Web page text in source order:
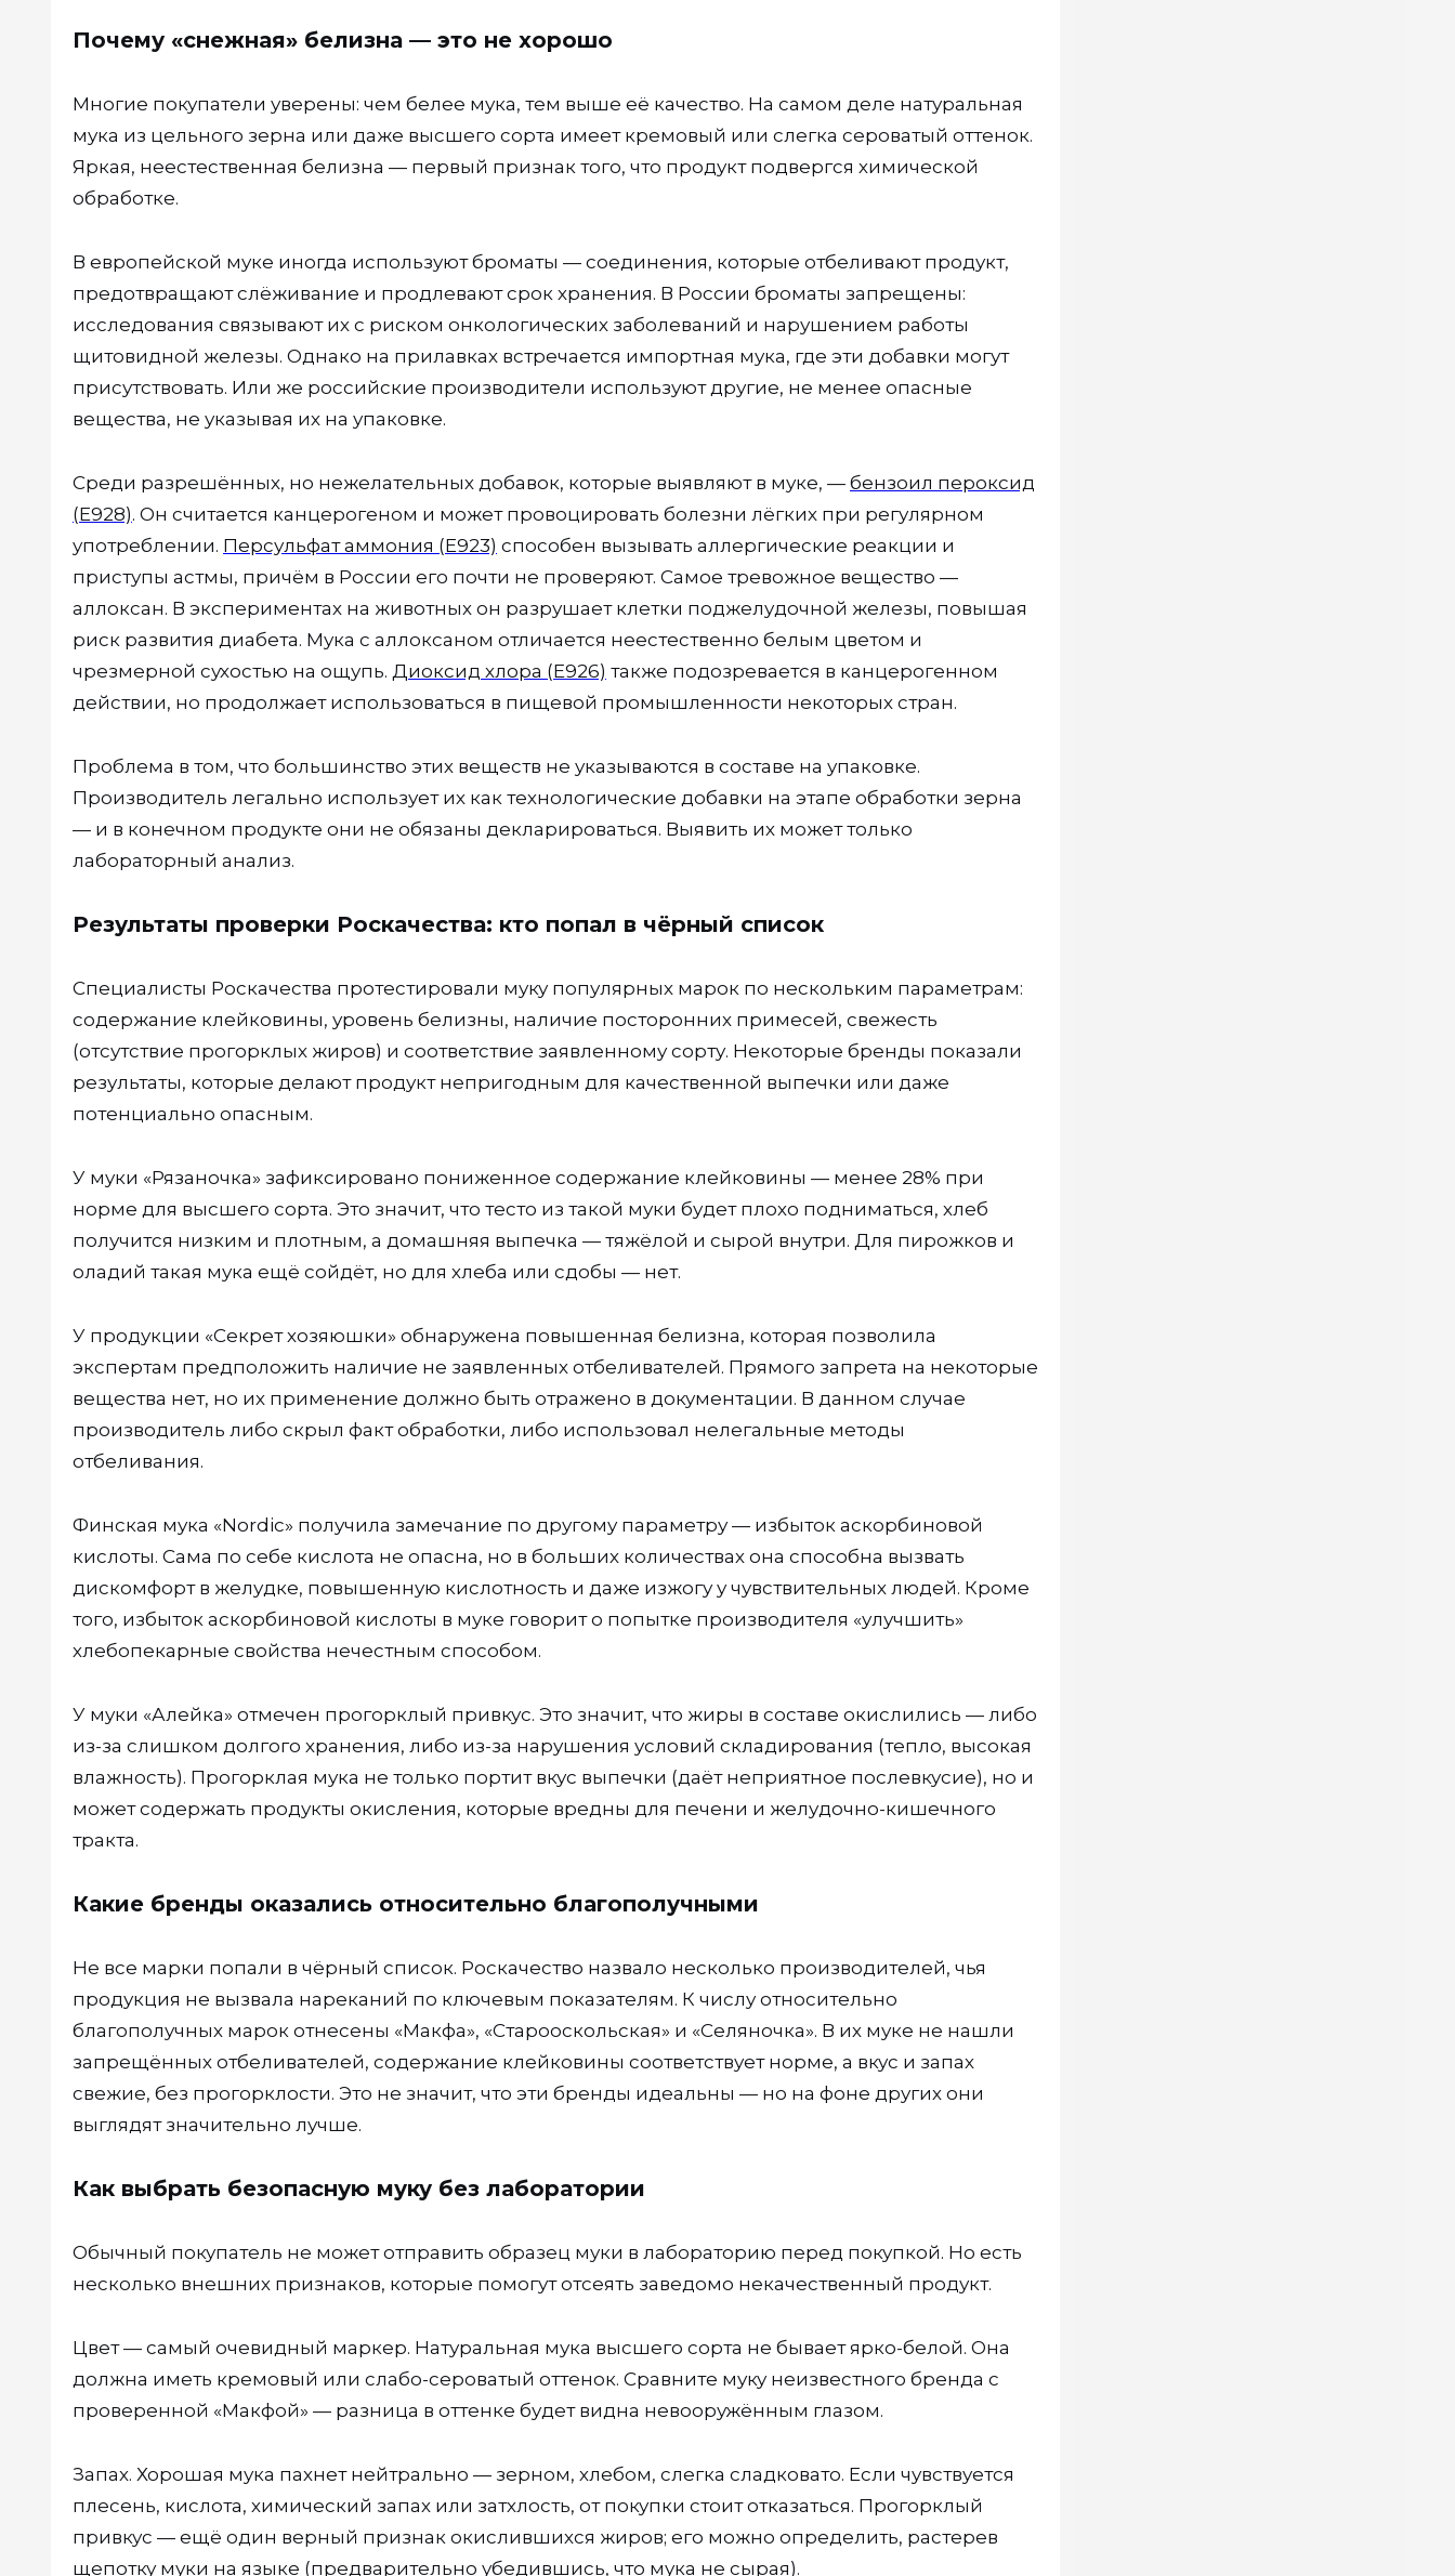
Почему «снежная» белизна — это не хорошо
Многие покупатели уверены: чем белее мука, тем выше её качество. На самом деле натуральная
мука из цельного зерна или даже высшего сорта имеет кремовый или слегка сероватый оттенок.
Яркая, неестественная белизна — первый признак того, что продукт подвергся химической
обработке.
В европейской муке иногда используют броматы — соединения, которые отбеливают продукт,
предотвращают слёживание и продлевают срок хранения. В России броматы запрещены:
исследования связывают их с риском онкологических заболеваний и нарушением работы
щитовидной железы. Однако на прилавках встречается импортная мука, где эти добавки могут
присутствовать. Или же российские производители используют другие, не менее опасные
вещества, не указывая их на упаковке.
Среди разрешённых, но нежелательных добавок, которые выявляют в муке, — бензоил пероксид
(Е928). Он считается канцерогеном и может провоцировать болезни лёгких при регулярном
употреблении. Персульфат аммония (Е923) способен вызывать аллергические реакции и
приступы астмы, причём в России его почти не проверяют. Самое тревожное вещество —
аллоксан. В экспериментах на животных он разрушает клетки поджелудочной железы, повышая
риск развития диабета. Мука с аллоксаном отличается неестественно белым цветом и
чрезмерной сухостью на ощупь. Диоксид хлора (Е926) также подозревается в канцерогенном
действии, но продолжает использоваться в пищевой промышленности некоторых стран.
Проблема в том, что большинство этих веществ не указываются в составе на упаковке.
Производитель легально использует их как технологические добавки на этапе обработки зерна
— и в конечном продукте они не обязаны декларироваться. Выявить их может только
лабораторный анализ.
Результаты проверки Роскачества: кто попал в чёрный список
Специалисты Роскачества протестировали муку популярных марок по нескольким параметрам:
содержание клейковины, уровень белизны, наличие посторонних примесей, свежесть
(отсутствие прогорклых жиров) и соответствие заявленному сорту. Некоторые бренды показали
результаты, которые делают продукт непригодным для качественной выпечки или даже
потенциально опасным.
У муки «Рязаночка» зафиксировано пониженное содержание клейковины — менее 28% при
норме для высшего сорта. Это значит, что тесто из такой муки будет плохо подниматься, хлеб
получится низким и плотным, а домашняя выпечка — тяжёлой и сырой внутри. Для пирожков и
оладий такая мука ещё сойдёт, но для хлеба или сдобы — нет.
У продукции «Секрет хозяюшки» обнаружена повышенная белизна, которая позволила
экспертам предположить наличие не заявленных отбеливателей. Прямого запрета на некоторые
вещества нет, но их применение должно быть отражено в документации. В данном случае
производитель либо скрыл факт обработки, либо использовал нелегальные методы
отбеливания.
Финская мука «Nordic» получила замечание по другому параметру — избыток аскорбиновой
кислоты. Сама по себе кислота не опасна, но в больших количествах она способна вызвать
дискомфорт в желудке, повышенную кислотность и даже изжогу у чувствительных людей. Кроме
того, избыток аскорбиновой кислоты в муке говорит о попытке производителя «улучшить»
хлебопекарные свойства нечестным способом.
У муки «Алейка» отмечен прогорклый привкус. Это значит, что жиры в составе окислились — либо
из-за слишком долгого хранения, либо из-за нарушения условий складирования (тепло, высокая
влажность). Прогорклая мука не только портит вкус выпечки (даёт неприятное послевкусие), но и
может содержать продукты окисления, которые вредны для печени и желудочно-кишечного
тракта.
Какие бренды оказались относительно благополучными
Не все марки попали в чёрный список. Роскачество назвало несколько производителей, чья
продукция не вызвала нареканий по ключевым показателям. К числу относительно
благополучных марок отнесены «Макфа», «Старооскольская» и «Селяночка». В их муке не нашли
запрещённых отбеливателей, содержание клейковины соответствует норме, а вкус и запах
свежие, без прогорклости. Это не значит, что эти бренды идеальны — но на фоне других они
выглядят значительно лучше.
Как выбрать безопасную муку без лаборатории
Обычный покупатель не может отправить образец муки в лабораторию перед покупкой. Но есть
несколько внешних признаков, которые помогут отсеять заведомо некачественный продукт.
Цвет — самый очевидный маркер. Натуральная мука высшего сорта не бывает ярко-белой. Она
должна иметь кремовый или слабо-сероватый оттенок. Сравните муку неизвестного бренда с
проверенной «Макфой» — разница в оттенке будет видна невооружённым глазом.
Запах. Хорошая мука пахнет нейтрально — зерном, хлебом, слегка сладковато. Если чувствуется
плесень, кислота, химический запах или затхлость, от покупки стоит отказаться. Прогорклый
привкус — ещё один верный признак окислившихся жиров; его можно определить, растерев
щепотку муки на языке (предварительно убедившись, что мука не сырая).